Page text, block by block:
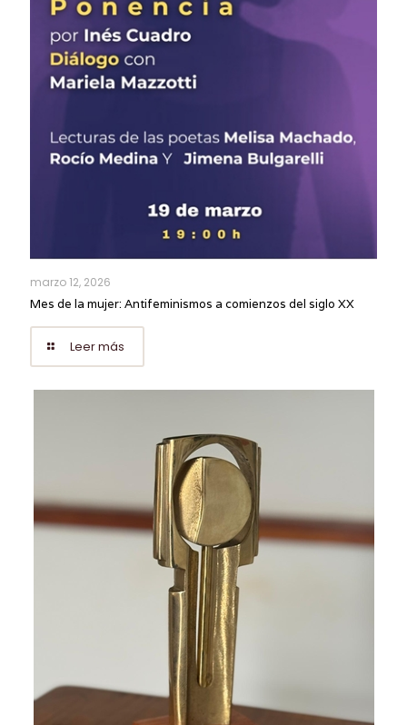
marzo 12, 2026
Mes de la mujer: Antifeminismos a comienzos del siglo XX
Leer más